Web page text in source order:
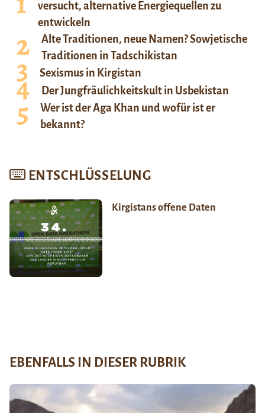
versucht, alternative Energiequellen zu
entwickeln
Alte Traditionen, neue Namen? Sowjetische
Traditionen in Tadschikistan
Sexismus in Kirgistan
Der Jungfräulichkeitskult in Usbekistan
Wer ist der Aga Khan und wofür ist er
bekannt?
ENTSCHLÜSSELUNG
Kirgistans offene Daten
EBENFALLS IN DIESER RUBRIK